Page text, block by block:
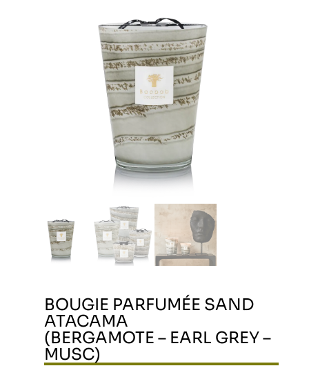
BOUGIE PARFUMÉE SAND
ATACAMA
(BERGAMOTE – EARL GREY –
MUSC)